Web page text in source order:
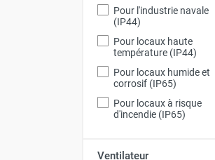
Parasol chauffant et radiant
infrarouge sur mât
Parasol chauffant à gaz
Parasol chauffant et
mât électrique
Chauffe terrasse aux pellets
Chauffage infrarouge fixe
Chauffage radiant
Pour l'industrie navale
(IP44)
Pour locaux haute
température (IP44)
Pour locaux humide et
corrosif (IP65)
Pour locaux à risque
d'incendie (IP65)
Ventilateur